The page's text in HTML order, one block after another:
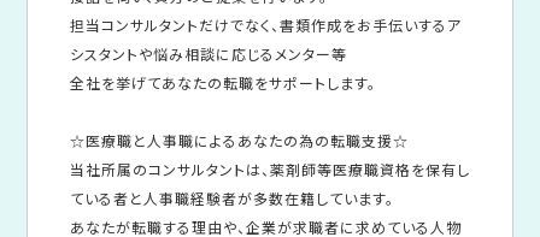
担当コンサルタントだけでなく、書類作成をお手伝いするア
シスタントや悩み相談に応じるメンター等
全社を挙げてあなたの転職をサポートします。
☆医療職と人事職によるあなたの為の転職支援☆
当社所属のコンサルタントは、薬剤師等医療職資格を保有し
ている者と人事職経験者が多数在籍しています。
あなたが転職する理由や、企業が求職者に求めている人物